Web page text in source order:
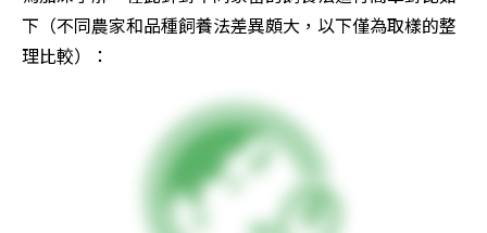
下（不同農家和品種飼養法差異頗大，以下僅為取樣的整
理比較）：